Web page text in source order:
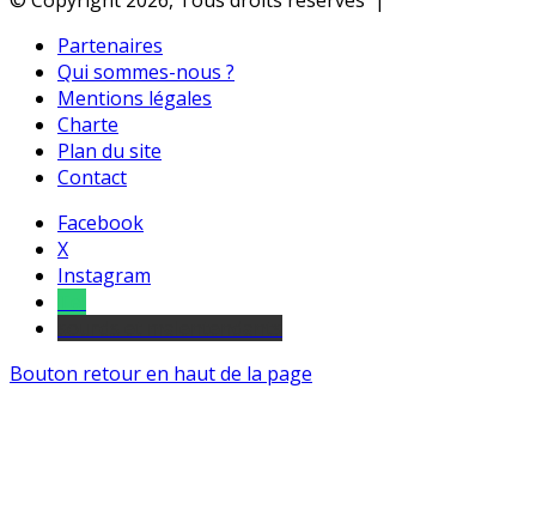
Partenaires
Qui sommes-nous ?
Mentions légales
Charte
Plan du site
Contact
Facebook
X
Instagram
Bouton retour en haut de la page